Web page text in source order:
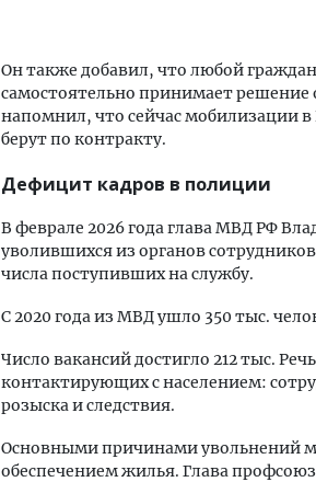
Он также добавил, что любой
самостоятельно принимает решение
напомнил, что сейчас мобилизации
берут по контракту.
Дефицит кадров в полиции
В феврале 2026 года глава МВД РФ
уволившихся из органов
числа поступивших на службу.
С 2020 года из МВД ушло 350 тыс.
Число вакансий достигло 212 тыс.
контактирующих с населением:
розыска и следствия.
Основными причинами увольнений
обеспечением жилья. Глава